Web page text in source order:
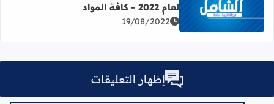
اقرأ المزيد عن جميع الامتحانات الوزارية للفرع الأدبي لعام 2022 - كافة المواد
لعام 2022 - كافة المواد
19/08/2022
إظهار التعليقات